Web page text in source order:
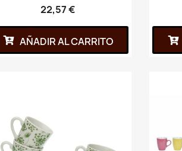
22,57 €
AÑADIR AL CARRITO